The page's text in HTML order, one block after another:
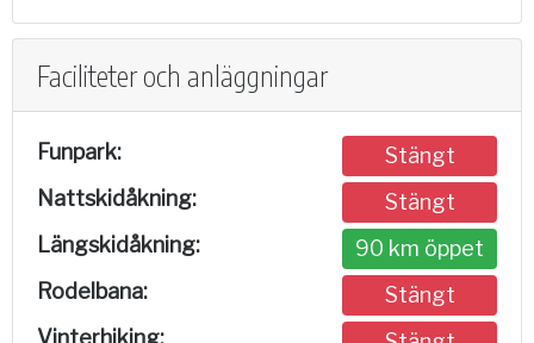
Faciliteter och anläggningar
Funpark:
Stängt
Nattskidåkning:
Stängt
Längskidåkning:
90 km öppet
Rodelbana:
Stängt
Vinterhiking: